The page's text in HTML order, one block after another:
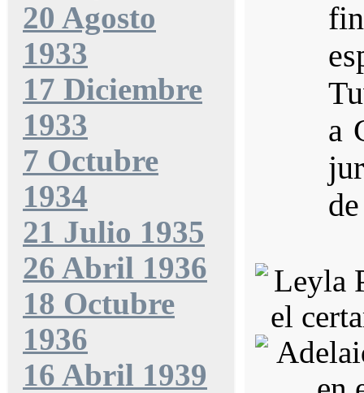
20 Agosto
1933
17 Diciembre
1933
7 Octubre
1934
21 Julio 1935
26 Abril 1936
18 Octubre
1936
16 Abril 1939
a